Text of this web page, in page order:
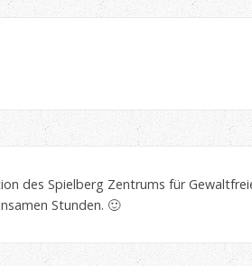
des Spielberg Zentrums für
Stunden. 🙂